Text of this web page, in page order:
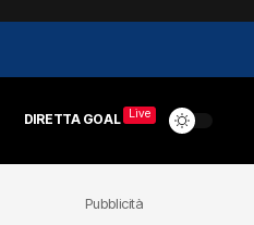
DIRETTA GOAL Live
Pubblicità